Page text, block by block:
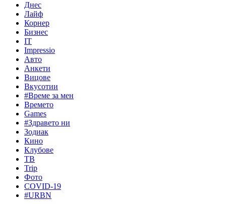
Днес
Лайф
Корнер
Бизнес
IT
Impressio
Авто
Анкети
Вицове
Вкусотии
#Време за мен
Времето
Games
#Здравето ни
Зодиак
Кино
Клубове
ТВ
Trip
Фото
COVID-19
#URBN